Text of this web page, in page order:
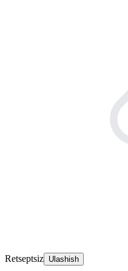
Retseptsiz Ulashish